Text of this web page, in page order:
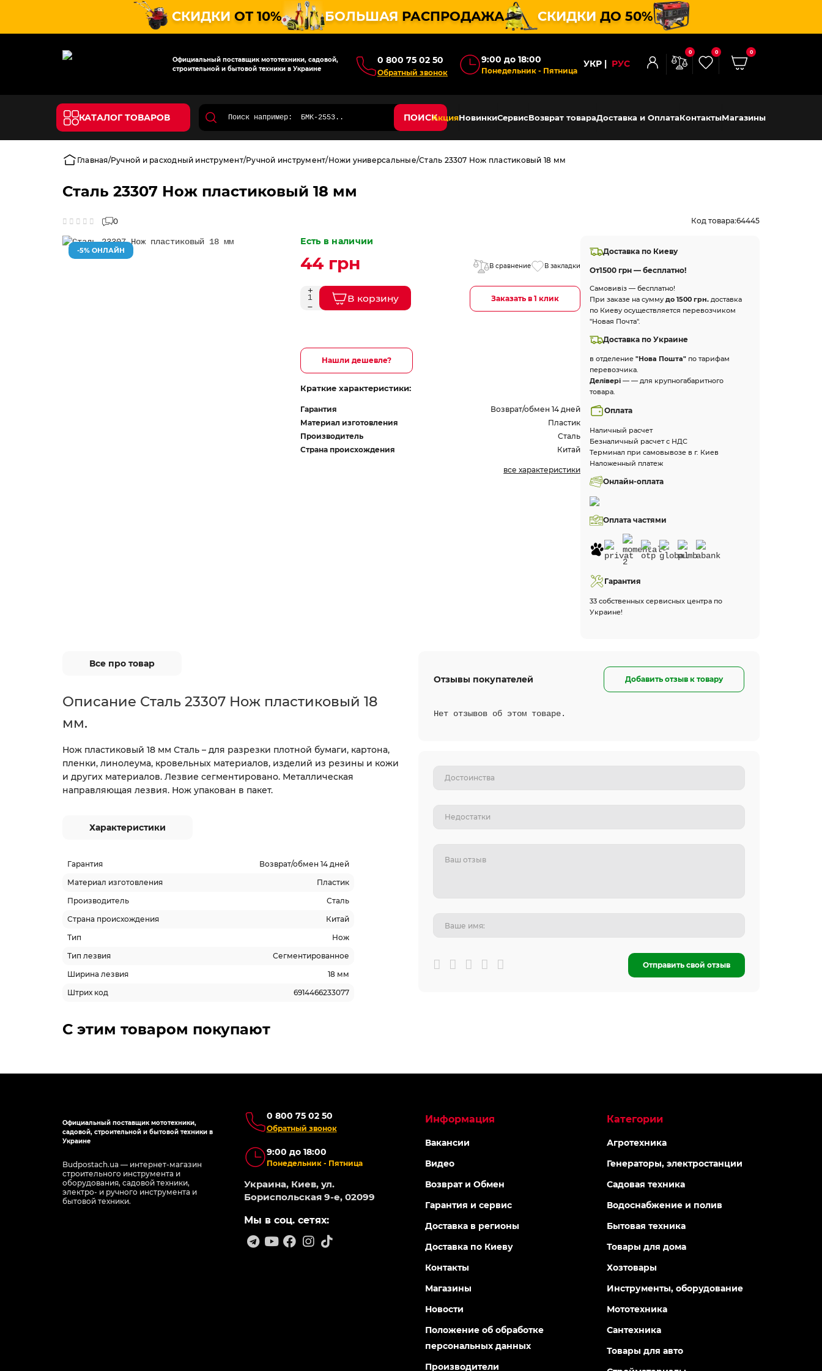
СКИДКИ ОТ 10% БОЛЬШАЯ РАСПРОДАЖА СКИДКИ ДО 50%
Официальный поставщик мототехники, садовой,
строительной и бытовой техники в Украине
0 800 75 02 50
Обратный звонок
9:00 до 18:00
Понедельник - Пятница
УКР РУС
0 0 0
КАТАЛОГ ТОВАРОВ ПОИСКАкцияНовинкиСервисВозврат товараДоставка и ОплатаКонтактыМагазины
Главная Ручной и расходный инструмент Ручной инструмент Ножи универсальные Сталь 23307 Нож пластиковый 18 мм
Сталь 23307 Нож пластиковый 18 мм
0 Код товара:64445
-5% ОНЛАЙН
Есть в наличии
44 грн В сравнение В закладки
В корзину Заказать в 1 клик
Нашли дешевле?
Краткие характеристики:
Гарантия
Возврат/обмен 14 дней
Материал изготовления
Пластик
Производитель
Сталь
Страна происхождения
Китай
все характеристики
Доставка по Киеву
От1500 грн — бесплатно!
Самовивіз — бесплатно!
При заказе на суммудо 1500 грн. доставка
по Киеву осуществляется перевозчиком
"Новая Почта".
Доставка по Украине
в отделение"Нова Пошта" по тарифам
перевозчика.
Делівері — — для крупногабаритного
товара.
Оплата
Наличный расчет
Безналичный расчет с НДС
Терминал при самовывозе в г. Киев
Наложенный платеж
Онлайн-оплата
Оплата частями
Гарантия
33 собственных сервисных центра по
Украине!
Все про товар
Описание Сталь 23307 Нож пластиковый 18
мм.
Нож пластиковый 18 мм Сталь – для разрезки плотной бумаги, картона,
пленки, линолеума, кровельных материалов, изделий из резины и кожи
и других материалов. Лезвие сегментировано. Металлическая
направляющая лезвия. Нож упакован в пакет.
Характеристики
Гарантия
Возврат/обмен 14 дней
Материал изготовления
Пластик
Производитель
Сталь
Страна происхождения
Китай
Тип
Нож
Тип лезвия
Сегментированное
Ширина лезвия
18 мм
Штрих код
6914466233077
Отзывы покупателей Добавить отзыв к товару
Нет отзывов об этом товаре.
Отправить свой отзыв
С этим товаром покупают
Официальный поставщик мототехники,
садовой, строительной и бытовой техники в
Украине
Budpostach.ua — интернет-магазин
строительного инструмента и
оборудования, садовой техники,
электро- и ручного инструмента и
бытовой техники.
0 800 75 02 50
Обратный звонок
9:00 до 18:00
Понедельник - Пятница
Украина, Киев, ул.
Бориспольская 9-е, 02099
Мы в соц. сетях:
Информация
Вакансии
Видео
Возврат и Обмен
Гарантия и сервис
Доставка в регионы
Доставка по Киеву
Контакты
Магазины
Новости
Положение об обработке
персональных данных
Производители
Категории
Агротехника
Генераторы, электростанции
Садовая техника
Водоснабжение и полив
Бытовая техника
Товары для дома
Хозтовары
Инструменты, оборудование
Мототехника
Сантехника
Товары для авто